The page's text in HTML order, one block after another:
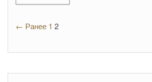
← Ранее 1 2